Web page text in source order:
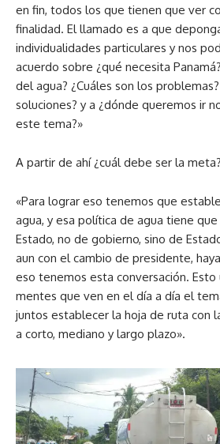
en fin, todos los que tienen que ver
finalidad. El llamado es a que
individualidades particulares y nos
acuerdo sobre ¿qué necesita
del agua? ¿Cuáles son los
soluciones? y a ¿dónde queremos ir
este tema?»
A partir de ahí ¿cuál debe ser la meta?
«Para lograr eso tenemos que
agua, y esa política de agua tiene
Estado, no de gobierno, sino de
aun con el cambio de presidente,
eso tenemos esta conversación. Esto
mentes que ven en el día a día el
juntos establecer la hoja de ruta con
a corto, mediano y largo plazo».